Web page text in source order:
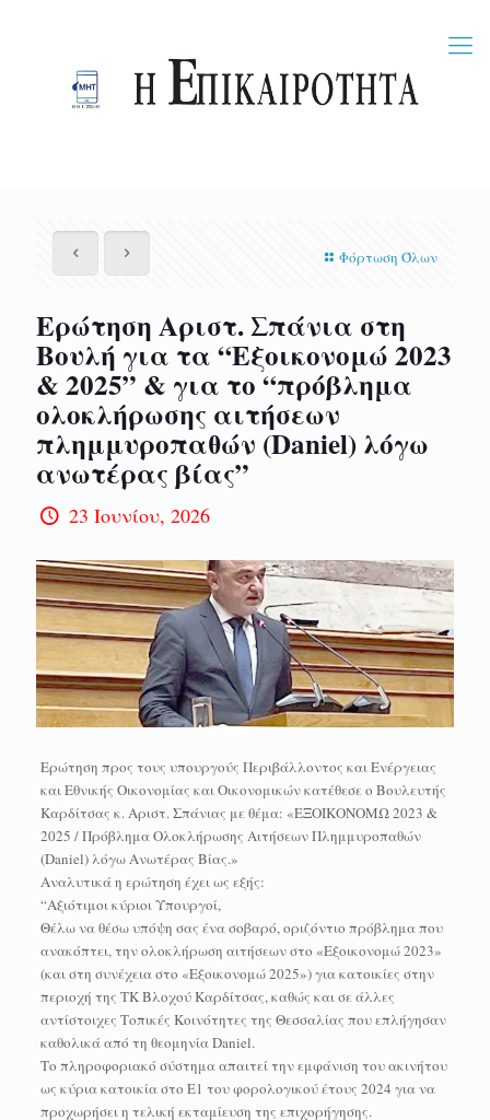
Φόρτωση Όλων
Ερώτηση Αριστ. Σπάνια στη
Βουλή για τα “Εξοικονομώ 2023
& 2025” & για το “πρόβλημα
ολοκλήρωσης αιτήσεων
πλημμυροπαθών (Daniel) λόγω
ανωτέρας βίας”
23 Ιουνίου, 2026
Ερώτηση προς τους υπουργούς Περιβάλλοντος και Ενέργειας
και Εθνικής Οικονομίας και Οικονομικών κατέθεσε ο Βουλευτής
Καρδίτσας κ. Αριστ. Σπάνιας με θέμα: «ΕΞΟΙΚΟΝΟΜΩ 2023 &
2025 / Πρόβλημα Ολοκλήρωσης Αιτήσεων Πλημμυροπαθών
(Daniel) λόγω Ανωτέρας Βίας.»
Αναλυτικά η ερώτηση έχει ως εξής:
“Αξιότιμοι κύριοι Υπουργοί,
Θέλω να θέσω υπόψη σας ένα σοβαρό, οριζόντιο πρόβλημα που
ανακόπτει, την ολοκλήρωση αιτήσεων στο «Εξοικονομώ 2023»
(και στη συνέχεια στο «Εξοικονομώ 2025») για κατοικίες στην
περιοχή της ΤΚ Βλοχού Καρδίτσας, καθώς και σε άλλες
αντίστοιχες Τοπικές Κοινότητες της Θεσσαλίας που επλήγησαν
καθολικά από τη θεομηνία Daniel.
Το πληροφοριακό σύστημα απαιτεί την εμφάνιση του ακινήτου
ως κύρια κατοικία στο Ε1 του φορολογικού έτους 2024 για να
προχωρήσει η τελική εκταμίευση της επιχορήγησης.